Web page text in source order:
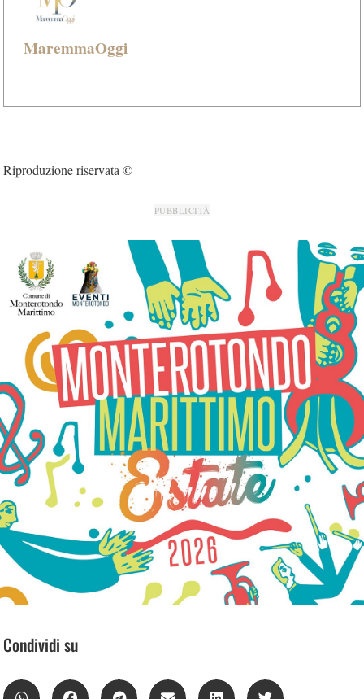
MaremmaOggi
Riproduzione riservata ©
PUBBLICITÀ
Condividi su